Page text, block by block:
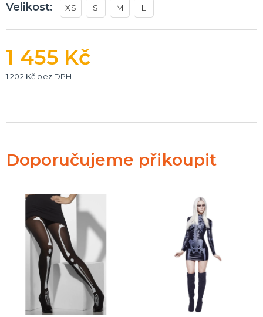
Velikost: XS S M L
1 455 Kč
1 202 Kč bez DPH
Doporučujeme přikoupit